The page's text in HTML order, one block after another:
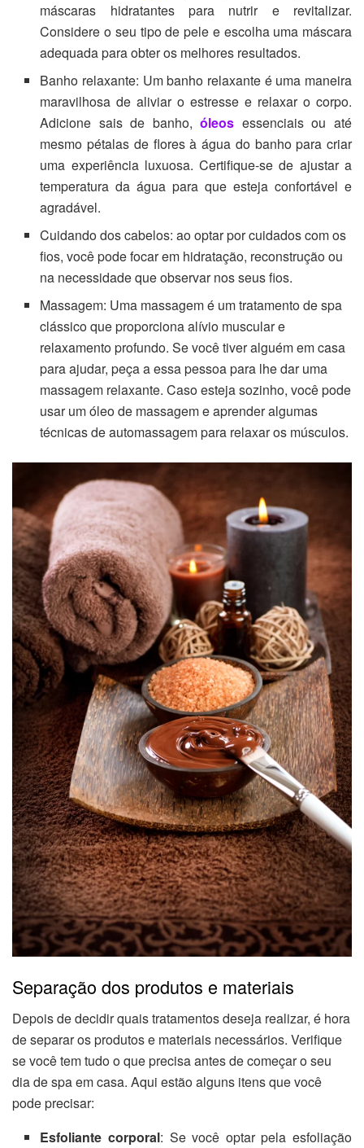
máscaras hidratantes para nutrir e revitalizar.
Considere o seu tipo de pele e escolha uma máscara
adequada para obter os melhores resultados.
Banho relaxante: Um banho relaxante é uma maneira
maravilhosa de aliviar o estresse e relaxar o corpo.
Adicione sais de banho,óleos essenciais ou até
mesmo pétalas de flores à água do banho para criar
uma experiência luxuosa. Certifique-se de ajustar a
temperatura da água para que esteja confortável e
agradável.
Cuidando dos cabelos: ao optar por cuidados com os
fios, você pode focar em hidratação, reconstrução ou
na necessidade que observar nos seus fios.
Massagem: Uma massagem é um tratamento de spa
clássico que proporciona alívio muscular e
relaxamento profundo. Se você tiver alguém em casa
para ajudar, peça a essa pessoa para lhe dar uma
massagem relaxante. Caso esteja sozinho, você pode
usar um óleo de massagem e aprender algumas
técnicas de automassagem para relaxar os músculos.
Separação dos produtos e materiais
Depois de decidir quais tratamentos deseja realizar, é hora
de separar os produtos e materiais necessários. Verifique
se você tem tudo o que precisa antes de começar o seu
dia de spa em casa. Aqui estão alguns itens que você
pode precisar:
Esfoliante corporal: Se você optar pela esfoliação